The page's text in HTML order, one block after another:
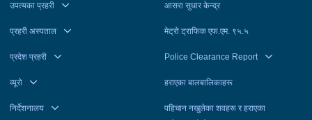
उपत्यका प्रहरी
प्रहरी अस्पताल
प्रदेश प्रहरी
व्यूरो
निर्देशनालय
आसरा सुधार केन्द्र
मेट्रो ट्राफिक एफ.एम. ९५.५
Police Clearance Report
हराएका बालबालिकाहरू
पहिचान नखुलेका शवहरू र हराएका